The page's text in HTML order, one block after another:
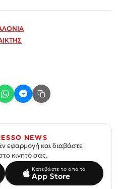
NEWS
εφαρμογή και διαβάστε
κινητό σας.
Κατεβάστε το από το
App Store